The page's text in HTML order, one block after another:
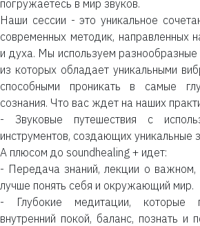
погружаетесь в мир звуков.
Наши сессии - это уникальное
современных методик, направленных
и духа. Мы используем
из которых обладает уникальными
способными проникать в самые
сознания. Что вас ждет на наших
- Звуковые путешествия с
инструментов, создающих уникальные
А плюсом до soundhealing + идет:
- Передача знаний, лекции о важном,
лучше понять себя и окружающий мир.
- Глубокие медитации, которые
внутренний покой, баланс, познать и